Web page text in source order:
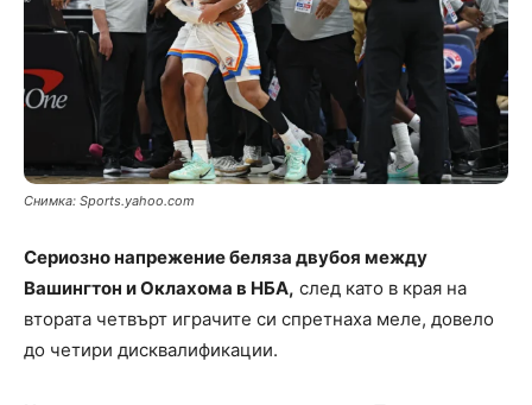
Снимка: Sports.yahoo.com
Сериозно напрежение беляза двубоя между
Вашингтон и Оклахома в НБА, след като в края на
втората четвърт играчите си спретнаха меле, довело
до четири дисквалификации.